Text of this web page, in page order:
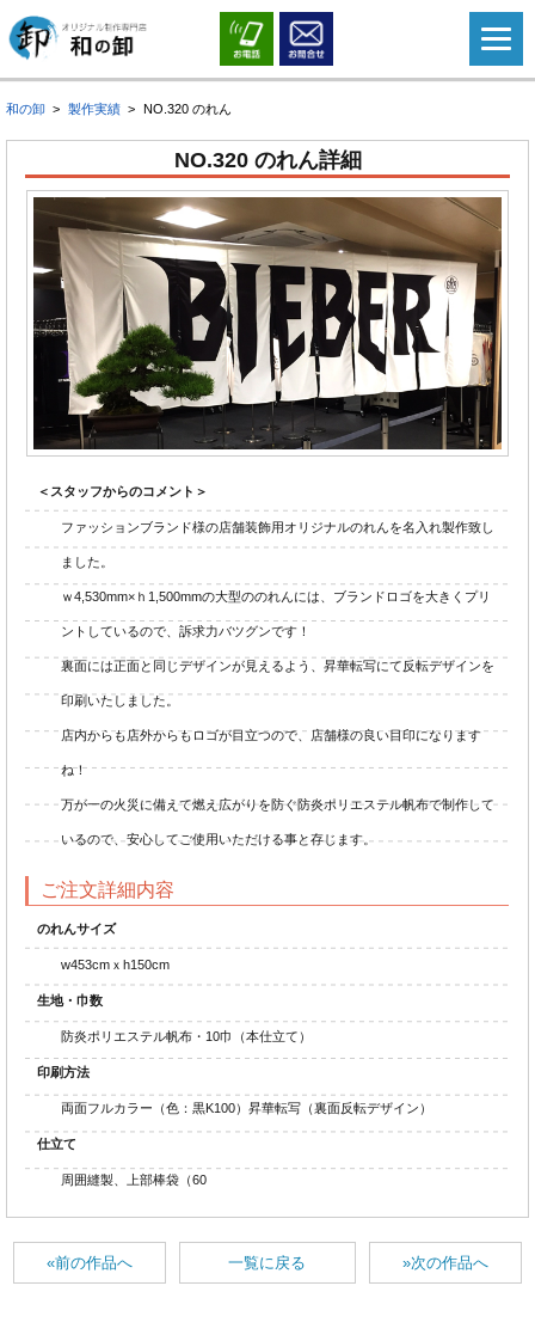
和の卸 製作実績 NO.320 のれん
NO.320 のれん詳細
＜スタッフからのコメント＞
ファッションブランド様の店舗装飾用オリジナルのれんを名入れ製作致し
ました。
ｗ4,530mm×ｈ1,500mmの大型ののれんには、ブランドロゴを大きくプリ
ントしているので、訴求力バツグンです！
裏面には正面と同じデザインが見えるよう、昇華転写にて反転デザインを
印刷いたしました。
店内からも店外からもロゴが目立つので、店舗様の良い目印になります
ね！
万が一の火災に備えて燃え広がりを防ぐ防炎ポリエステル帆布で制作して
いるので、安心してご使用いただける事と存じます。
ご注文詳細内容
のれんサイズ
w453cmｘh150cm
生地・巾数
防炎ポリエステル帆布・10巾（本仕立て）
印刷方法
両面フルカラー（色：黒K100）昇華転写（裏面反転デザイン）
仕立て
周囲縫製、上部棒袋（60
«前の作品へ »次の作品へ
一覧に戻る